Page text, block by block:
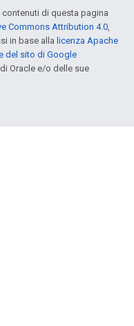
di questa pagina
Commons Attribution 4.0,
in base alla licenza Apache
del sito di Google
Oracle e/o delle sue